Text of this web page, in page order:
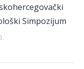
Simpozijum